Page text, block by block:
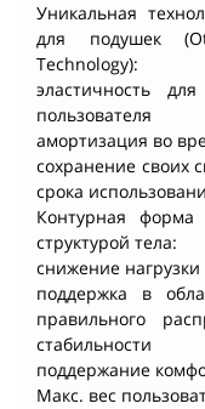
Уникальная
для подушек
Technology):
эластичность
пользователя
aмортизация во
cохранение своих
срока
Контурная форма
структурой тела:
cнижение
поддержка в
правильного
стабильности
поддержание
Макс. вес